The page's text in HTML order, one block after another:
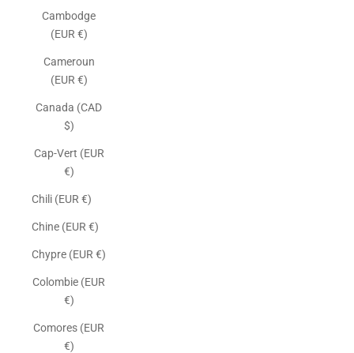
Cambodge
(EUR €)
Cameroun
(EUR €)
Canada (CAD
$)
Cap-Vert (EUR
€)
Chili (EUR €)
Chine (EUR €)
Chypre (EUR €)
Colombie (EUR
€)
Comores (EUR
€)